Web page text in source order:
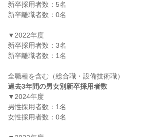
新卒採用者数：5名
新卒離職者数：0名
▼2022年度
新卒採用者数：3名
新卒離職者数：1名
過去3年間の男女別新卒採用者数
▼2024年度
男性採用者数：1名
女性採用者数：0名